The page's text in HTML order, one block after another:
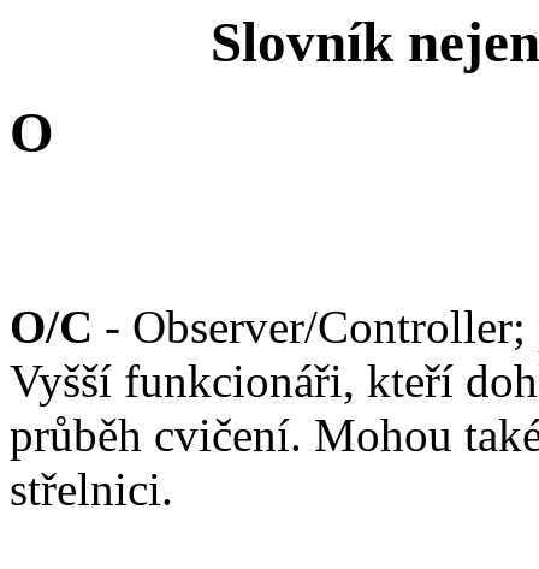
Slovník
O
O/C - Observer/
Vyšší funkcionáři, kteří
průběh cvičení. Mohou
střelnici.